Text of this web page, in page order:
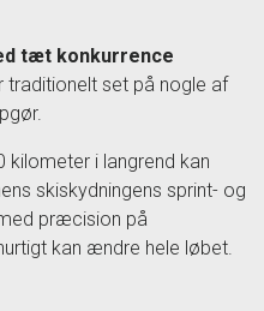
tæt konkurrence
traditionelt set på nogle af
i langrend kan
skiskydningens sprint- og
præcision på
kan ændre hele løbet.